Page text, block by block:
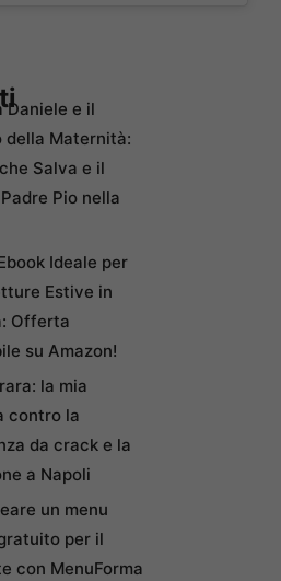
Daniele e il
della Maternità:
Salva e il
Pio nella
Ideale per
Estive in
Offerta
su Amazon!
la mia
contro la
da crack e la
a Napoli
un menu
per il
con MenuForma